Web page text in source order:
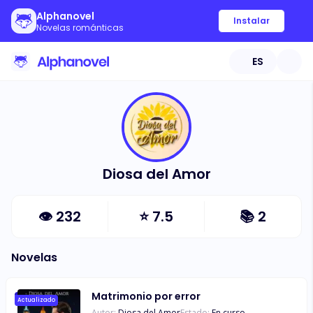
Alphanovel
Novelas románticas
Instalar
ES
Diosa del Amor
👁 232 ⭐7.5 📚 2
Novelas
Actualizado Matrimonio por error